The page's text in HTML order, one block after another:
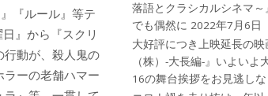
『ルール』等テ
』から『スクリ
行動が、殺人鬼の
ーの老舗ハマー
落語とクラシカルシネマ
でも偶然に 2022年7月6日
大好評につき上映延長の
（株）-大長編-』いよいよ
16の舞台挨拶をお見逃しな